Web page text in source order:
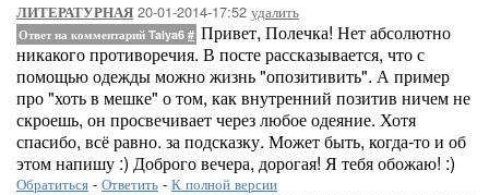
ЛИТЕРАТУРНАЯ 20-01-2014-17:52 удалить
Ответ на комментарий Talya6 # Привет, Полечка! Нет абсолютно
никакого противоречия. В посте рассказывается, что с
помощью одежды можно жизнь "опозитивить". А пример
про "хоть в мешке" о том, как внутренний позитив ничем не
скроешь, он просвечивает через любое одеяние. Хотя
спасибо, всё равно. за подсказку. Может быть, когда-то и об
этом напишу :) Доброго вечера, дорогая! Я тебя обожаю! :)
Обратиться - Ответить - К полной версии